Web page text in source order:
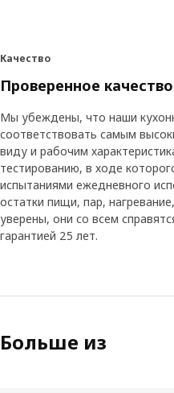
Качество
Проверенное
Мы убеждены, что наши
соответствовать самым
виду и рабочим
тестированию, в ходе
испытаниями ежедневного
остатки пищи, пар,
уверены, они со всем
гарантией 25 лет.
Больше из